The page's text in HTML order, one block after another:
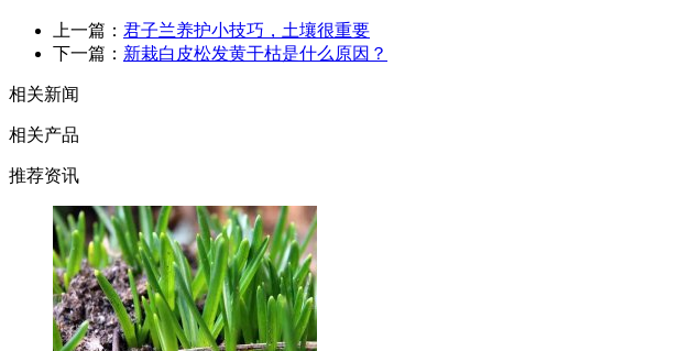
上一篇： 君子兰养护小技巧，土壤很重要
下一篇： 新栽白皮松发黄干枯是什么原因？
相关新闻
相关产品
推荐资讯